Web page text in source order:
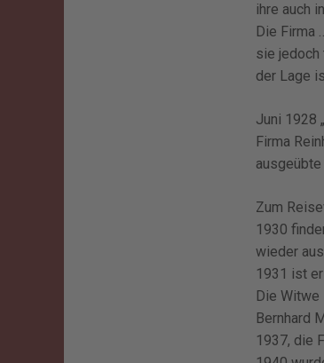
ihre auch
Die Firma
sie jedoch
der Lage
Juni 1928
Firma
Zum
1930
wieder
1931 ist
Die Witwe
Bernhard
1937, die